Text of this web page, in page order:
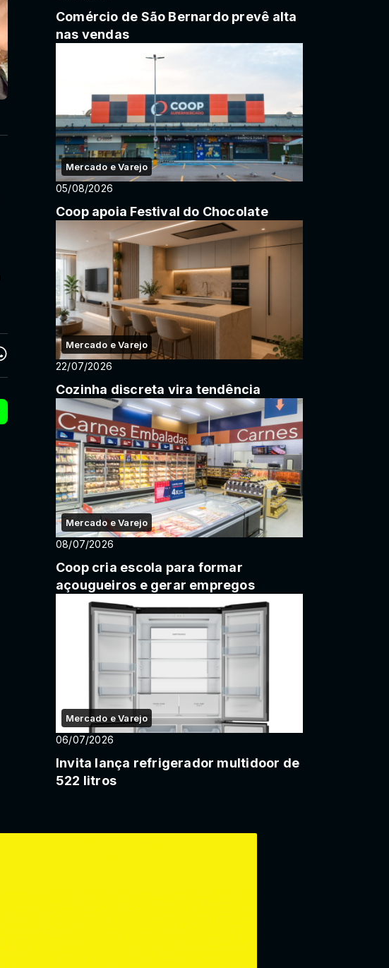
Comércio de São Bernardo prevê alta
nas vendas
Mercado e Varejo
05/08/2026
Coop apoia Festival do Chocolate
Mercado e Varejo
22/07/2026
Cozinha discreta vira tendência
Mercado e Varejo
08/07/2026
Coop cria escola para formar
açougueiros e gerar empregos
Mercado e Varejo
06/07/2026
Invita lança refrigerador multidoor de
522 litros